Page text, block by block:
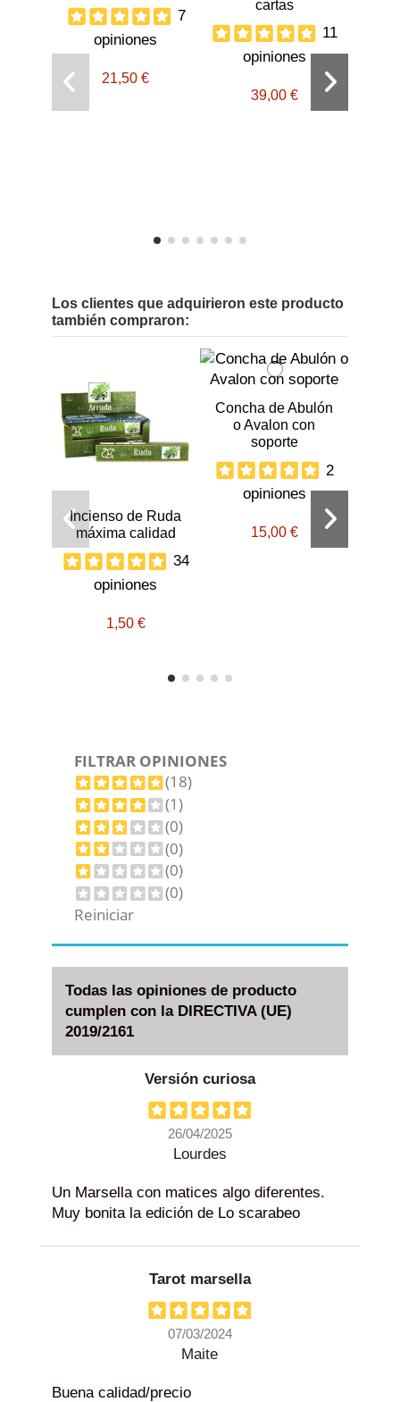
7
opiniones
21,50 €
cartas
11
opiniones
39,00 €
Los clientes que adquirieron este producto
también compraron:
Incienso de Ruda
máxima calidad
34
opiniones
1,50 €
Concha de Abulón
o Avalon con
soporte
2
opiniones
15,00 €
FILTRAR OPINIONES
(18)
(1)
(0)
(0)
(0)
(0)
Reiniciar
Todas las opiniones de producto
cumplen con la DIRECTIVA (UE)
2019/2161
Versión curiosa
26/04/2025
Lourdes
Un Marsella con matices algo diferentes.
Muy bonita la edición de Lo scarabeo
Tarot marsella
07/03/2024
Maite
Buena calidad/precio